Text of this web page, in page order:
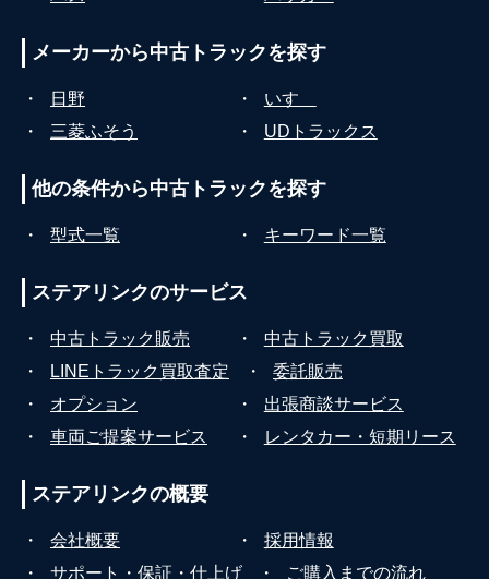
メーカーから中古トラックを探す
・ 日野 ・
いすゞ
・
三菱ふそう ・ UDトラックス
他の条件から中古トラックを探す
・ 型式一覧 ・ キーワード一覧
ステアリンクのサービス
・ 中古トラック販売 ・
中古トラック買取
・
LINEトラック買取査定 ・
委託販売
・
オプション ・
出張商談サービス
・
車両ご提案サービス ・ レンタカー・短期リース
ステアリンクの概要
・ 会社概要 ・
採用情報
・
サポート・保証・仕上げ ・ ご購入までの流れ